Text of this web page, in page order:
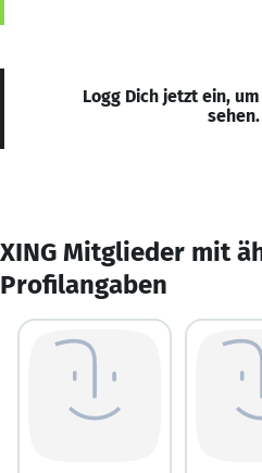
Logg Dich jetzt ein,
sehen.
XING Mitglieder mit
Profilangaben